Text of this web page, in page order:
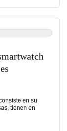
en su
tienen en